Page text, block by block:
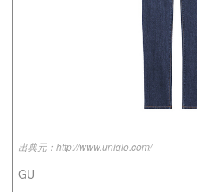
http://www.uniqlo.com/
GU